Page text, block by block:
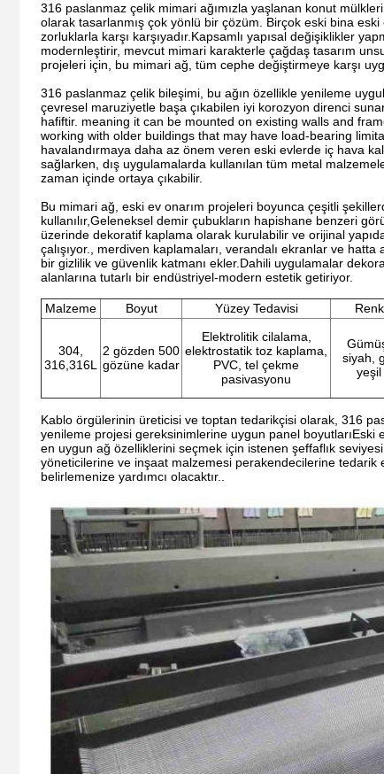
316 paslanmaz çelik mimari ağımızla yaşlanan konut
olarak tasarlanmış çok yönlü bir çözüm. Birçok eski bina
zorluklarla karşı karşıyadır.Kapsamlı yapısal değişiklikler
modernleştirir, mevcut mimari karakterle çağdaş tasarım
projeleri için, bu mimari ağ, tüm cephe değiştirmeye karşı
316 paslanmaz çelik bileşimi, bu ağın özellikle yenileme
çevresel maruziyetle başa çıkabilen iyi korozyon direnci
hafiftir. meaning it can be mounted on existing walls and
working with older buildings that may have load-bearing
havalandırmaya daha az önem veren eski evlerde iç hava
sağlarken, dış uygulamalarda kullanılan tüm metal
zaman içinde ortaya çıkabilir.
Bu mimari ağ, eski ev onarım projeleri boyunca çeşitli
kullanılır,Geleneksel demir çubukların hapishane benzeri
üzerinde dekoratif kaplama olarak kurulabilir ve orijinal
çalışıyor., merdiven kaplamaları, verandalı ekranlar ve
bir gizlilik ve güvenlik katmanı ekler.Dahili uygulamalar
alanlarına tutarlı bir endüstriyel-modern estetik getiriyor.
Malzeme Boyut Yüzey Tedavisi Renk
304,
316,316L
2 gözden 500
gözüne kadar
Elektrolitik cilalama,
elektrostatik toz kaplama,
PVC, tel çekme
pasivasyonu
siyah,
yeşil
Kablo örgülerinin üreticisi ve toptan tedarikçisi olarak, 316
yenileme projesi gereksinimlerine uygun panel
en uygun ağ özelliklerini seçmek için istenen şeffaflık
yöneticilerine ve inşaat malzemesi perakendecilerine tedarik
belirlemenize yardımcı olacaktır..